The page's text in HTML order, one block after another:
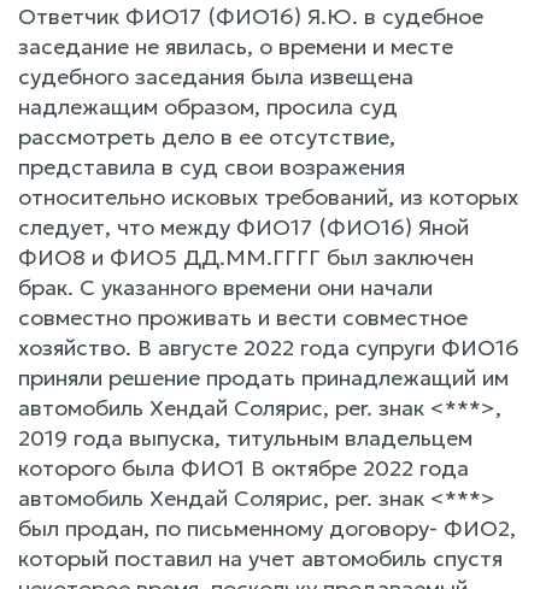
Ответчик ФИО17 (ФИО16) Я.Ю. в судебное
заседание не явилась, о времени и месте
судебного заседания была извещена
надлежащим образом, просила суд
рассмотреть дело в ее отсутствие,
представила в суд свои возражения
относительно исковых требований, из которых
следует, что между ФИО17 (ФИО16) Яной
ФИО8 и ФИО5 ДД.ММ.ГГГГ был заключен
брак. С указанного времени они начали
совместно проживать и вести совместное
хозяйство. В августе 2022 года супруги ФИО16
приняли решение продать принадлежащий им
автомобиль Хендай Солярис, per. знак <***>,
2019 года выпуска, титульным владельцем
которого была ФИО1 В октябре 2022 года
автомобиль Хендай Солярис, per. знак <***>
был продан, по письменному договору- ФИО2,
который поставил на учет автомобиль спустя